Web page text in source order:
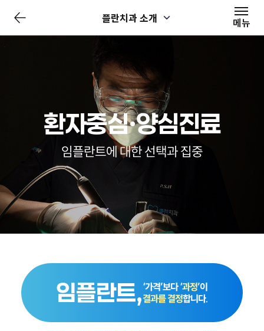
플란치과 소개 메뉴
뉴
환자중심·양심진료
임플란트에 대한 선택과 집중
임플란트,‘가격’보다 ‘과정’이
결과를 결정합니다.